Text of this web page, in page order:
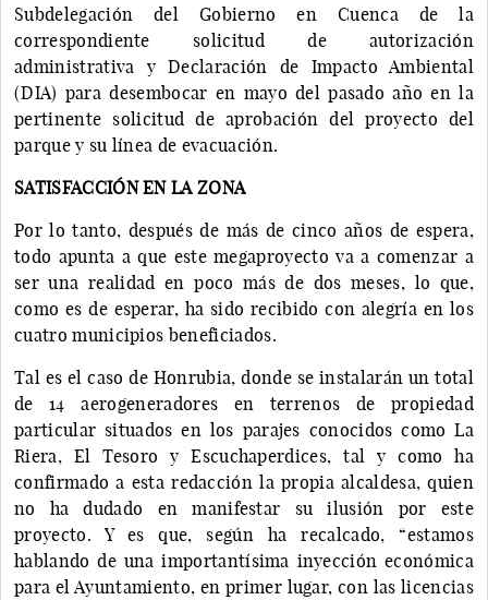
Subdelegación del Gobierno en Cuenca de la
correspondiente solicitud de autorización
administrativa y Declaración de Impacto Ambiental
(DIA) para desembocar en mayo del pasado año en la
pertinente solicitud de aprobación del proyecto del
parque y su línea de evacuación.
SATISFACCIÓN EN LA ZONA
Por lo tanto, después de más de cinco años de espera,
todo apunta a que este megaproyecto va a comenzar a
ser una realidad en poco más de dos meses, lo que,
como es de esperar, ha sido recibido con alegría en los
cuatro municipios beneficiados.
Tal es el caso de Honrubia, donde se instalarán un total
de 14 aerogeneradores en terrenos de propiedad
particular situados en los parajes conocidos como La
Riera, El Tesoro y Escuchaperdices, tal y como ha
confirmado a esta redacción la propia alcaldesa, quien
no ha dudado en manifestar su ilusión por este
proyecto. Y es que, según ha recalcado, “estamos
hablando de una importantísima inyección económica
para el Ayuntamiento, en primer lugar, con las licencias